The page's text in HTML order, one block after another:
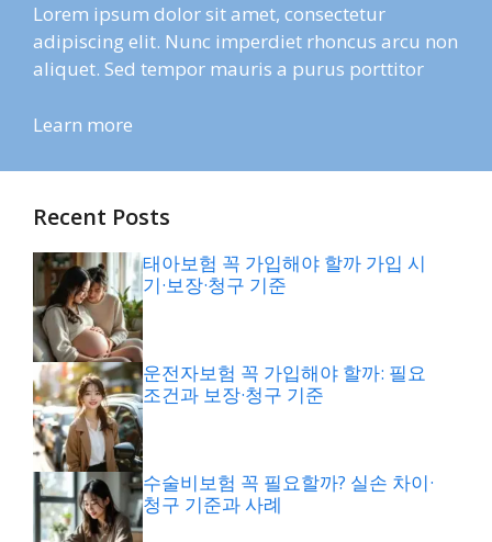
Lorem ipsum dolor sit amet, consectetur
adipiscing elit. Nunc imperdiet rhoncus arcu non
aliquet. Sed tempor mauris a purus porttitor
Learn more
Recent Posts
태아보험 꼭 가입해야 할까 가입 시
기·보장·청구 기준
운전자보험 꼭 가입해야 할까: 필요
조건과 보장·청구 기준
수술비보험 꼭 필요할까? 실손 차이·
청구 기준과 사례